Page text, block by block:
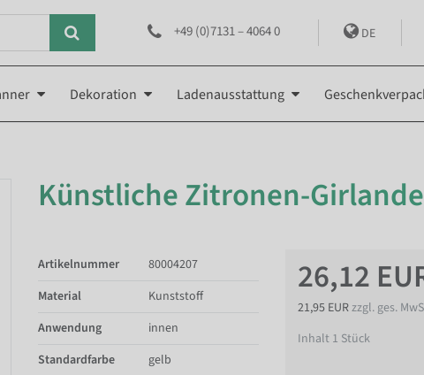
+49 (0)7131 – 4064 0 DE
Dekoration Ladenausstattung
Künstliche Zitronen-
26,12
21,95 EURzzgl. ges.
Inhalt 1 Stück
Artikelnummer
80004207
Material
Kunststoff
Anwendung
innen
Standardfarbe
gelb